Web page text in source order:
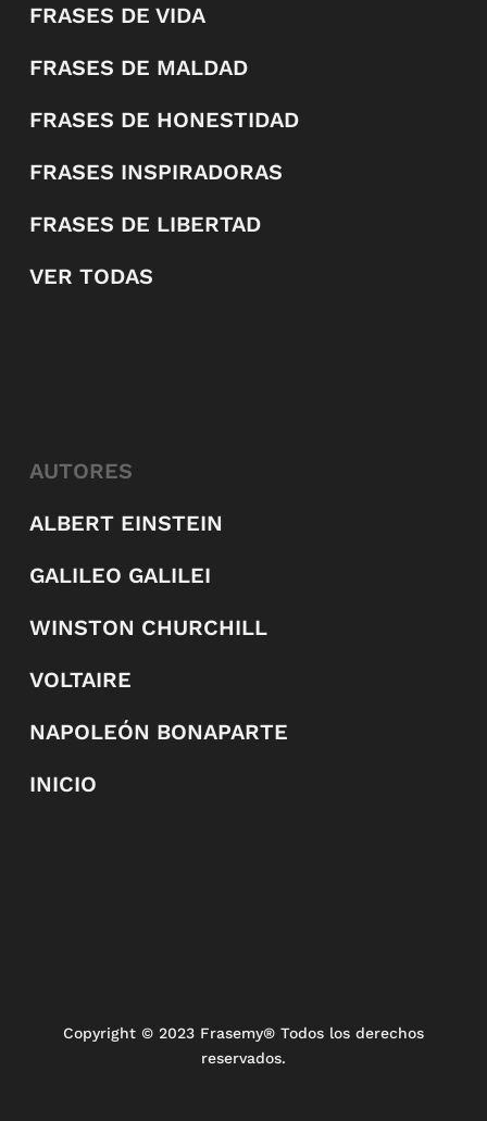
FRASES DE VIDA
FRASES DE MALDAD
FRASES DE HONESTIDAD
FRASES INSPIRADORAS
FRASES DE LIBERTAD
VER TODAS
AUTORES
ALBERT EINSTEIN
GALILEO GALILEI
WINSTON CHURCHILL
VOLTAIRE
NAPOLEÓN BONAPARTE
INICIO
Copyright © 2023 Frasemy® Todos los derechos
reservados.